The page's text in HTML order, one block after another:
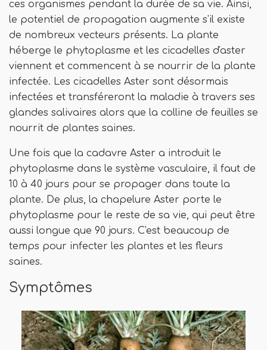
ces organismes pendant la durée de sa vie. Ainsi,
le potentiel de propagation augmente s'il existe
de nombreux vecteurs présents. La plante
héberge le phytoplasme et les cicadelles d'aster
viennent et commencent à se nourrir de la plante
infectée. Les cicadelles Aster sont désormais
infectées et transféreront la maladie à travers ses
glandes salivaires alors que la colline de feuilles se
nourrit de plantes saines.
Une fois que la cadavre Aster a introduit le
phytoplasme dans le système vasculaire, il faut de
10 à 40 jours pour se propager dans toute la
plante. De plus, la chapelure Aster porte le
phytoplasme pour le reste de sa vie, qui peut être
aussi longue que 90 jours. C'est beaucoup de
temps pour infecter les plantes et les fleurs
saines.
Symptômes